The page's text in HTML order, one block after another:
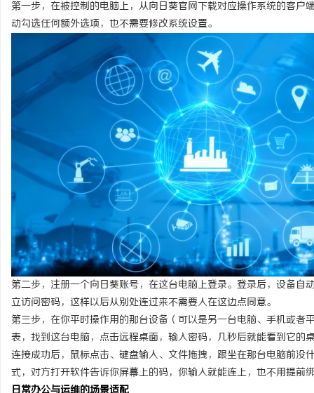
第一步，在被控制的电脑上，从向日葵官网下载对应操作系统的客
动勾选任何额外选项，也不需要修改系统设置。
第二步，注册一个向日葵账号，在这台电脑上登录。登录后，设备
立访问密码，这样以后从别处连过来不需要人在这边点同意。
第三步，在你平时操作用的那台设备（可以是另一台电脑、手机或
表，找到这台电脑，点击远程桌面，输入密码，几秒后就能看到它的
连接成功后，鼠标点击、键盘输入、文件拖拽，跟坐在那台电脑前
式，对方打开软件告诉你屏幕上的码，你输入就能连上，也不用提前
日常办公与运维的场景适配